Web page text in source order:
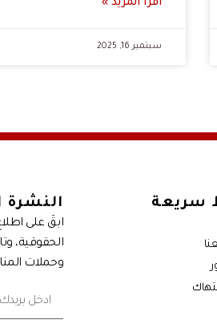
اقرا المزيد »
سبتمبر 16, 2025
سريعة النشرة
ابقَ على اطلاع
الحقوقية،
وحملات